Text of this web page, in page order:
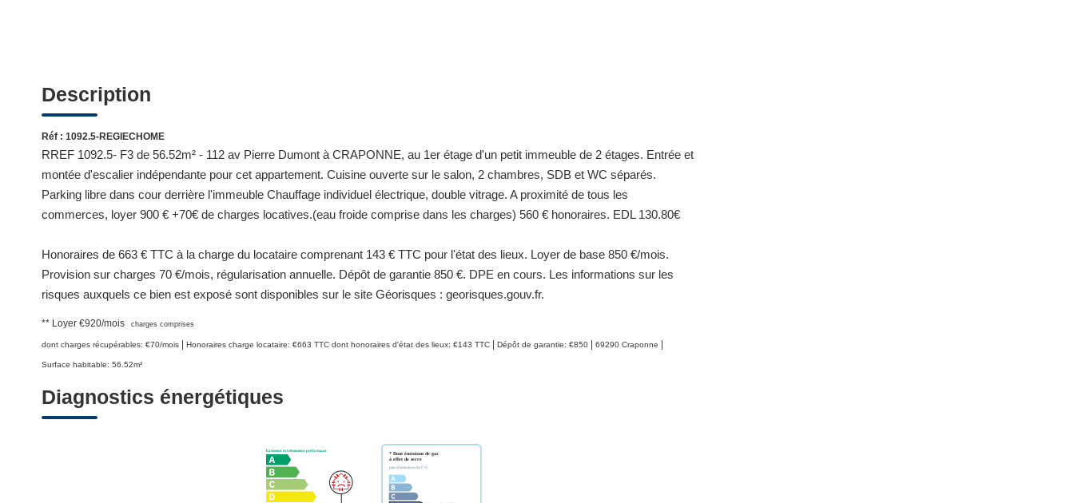
Description
Réf : 1092.5-REGIECHOME
RREF 1092.5- F3 de 56.52m² - 112 av Pierre Dumont à CRAPONNE, au 1er étage d'un petit immeuble de 2 étages. Entrée et
montée d'escalier indépendante pour cet appartement. Cuisine ouverte sur le salon, 2 chambres, SDB et WC séparés.
Parking libre dans cour derrière l'immeuble Chauffage individuel électrique, double vitrage. A proximité de tous les
commerces, loyer 900 € +70€ de charges locatives.(eau froide comprise dans les charges) 560 € honoraires. EDL 130.80€
Honoraires de 663 € TTC à la charge du locataire comprenant 143 € TTC pour l'état des lieux. Loyer de base 850 €/mois.
Provision sur charges 70 €/mois, régularisation annuelle. Dépôt de garantie 850 €. DPE en cours. Les informations sur les
risques auxquels ce bien est exposé sont disponibles sur le site Géorisques : georisques.gouv.fr.
** Loyer €920/mois charges comprises
dont charges récupérables: €70/mois Honoraires charge locataire: €663 TTC dont honoraires d'état des lieux: €143 TTC Dépôt de garantie: €850 69290 Craponne
Surface habitable: 56.52m²
Diagnostics énergétiques